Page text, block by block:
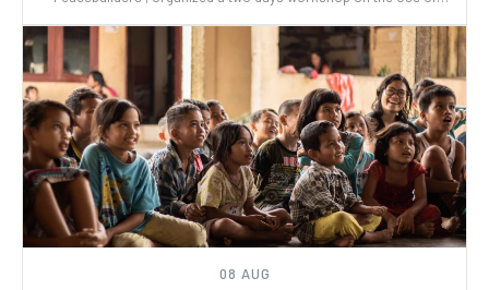
08 AUG
WPS-CEDAW WORKSHOP
Justice Without Frontiers, with the partnership of National
Commission for Lebanese Women and Global Network of Women
Peacebuilders , organized a two days workshop on the Use of
CEDAW General Recommendations (GRs) 30 and for Monitoring,
Reporting and Joint implementation of the Women, Peace, and
and CEDAW.